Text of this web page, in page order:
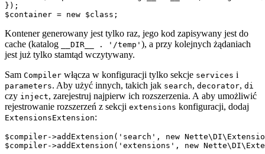
});
Kontener generowany jest tylko raz, jego kod zapisywany jest do
cache (katalog
__DIR__ . '/temp' ), a przy kolejnych żądaniach
jest już tylko stamtąd wczytywany.
Sam Compiler włącza w konfiguracji tylko sekcje services i
parameters. Aby użyć innych, takich jak search, decorator, di
czy inject, zarejestruj najpierw ich rozszerzenia. A aby umożliwić
rejestrowanie rozszerzeń z sekcji extensions konfiguracji, dodaj
ExtensionsExtension:
$compiler->addExtension('search', new